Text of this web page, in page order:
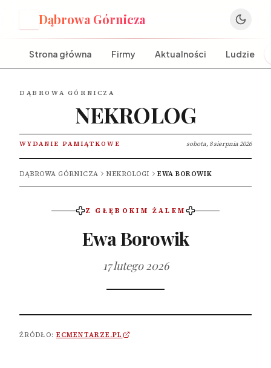
Dąbrowa Górnicza
Strona główna Firmy Aktualności Ludzie
DĄBROWA GÓRNICZA
NEKROLOG
WYDANIE PAMIĄTKOWE sobota, 8 sierpnia 2026
DĄBROWA GÓRNICZA NEKROLOGI EWA BOROWIK
Z GŁĘBOKIM ŻALEM
Ewa Borowik
17 lutego 2026
ŹRÓDŁO: ECMENTARZE.PL